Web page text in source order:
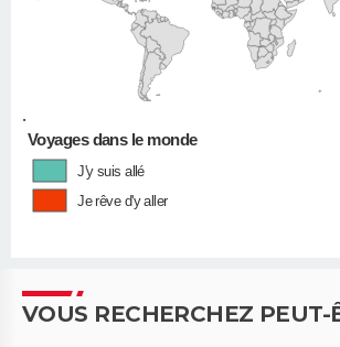
•
Voyages dans le monde
J'y suis allé
Je rêve d'y aller
VOUS RECHERCHEZ PEUT-